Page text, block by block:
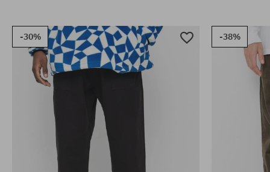
-30% -38%